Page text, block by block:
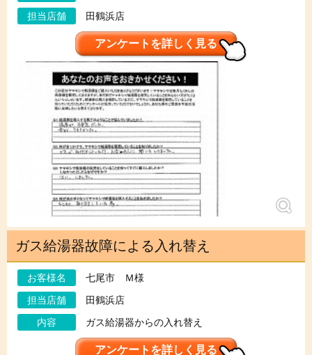
担当店舗
田鶴浜店
アンケートを詳しく見る
ガス給湯器故障による入れ替え
お客様名
七尾市 Ｍ様
担当店舗
田鶴浜店
内容
ガス給湯器からの入れ替え
アンケートを詳しく見る